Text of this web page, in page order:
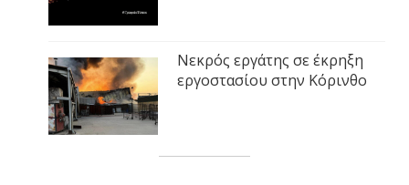
Νεκρός εργάτης σε έκρηξη
εργοστασίου στην Κόρινθο